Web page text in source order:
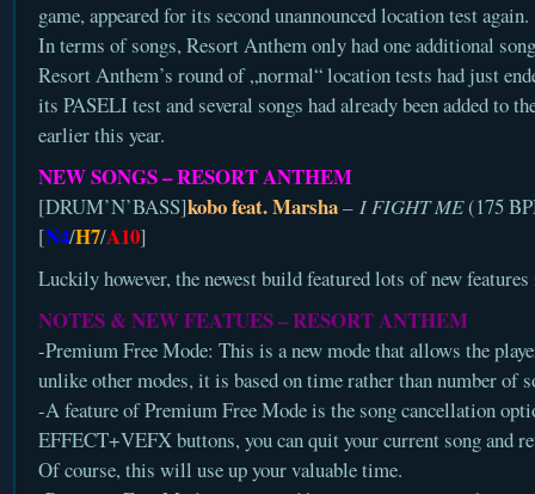
game, appeared for its second unannounced location test again.
In terms of songs, Resort Anthem only had one additional
Resort Anthem’s round of „normal“ location tests had just
its PASELI test and several songs had already been added to
earlier this year.
NEW SONGS – RESORT ANTHEM
[DRUM’N’BASS]kobo feat. Marsha– I FIGHT ME(175
[N4/H7/A10]
Luckily however, the newest build featured lots of new
NOTES & NEW FEATUES – RESORT ANTHEM
-Premium Free Mode: This is a new mode that allows the
unlike other modes, it is based on time rather than number of
-A feature of Premium Free Mode is the song cancellation
EFFECT+VEFX buttons, you can quit your current song and
Of course, this will use up your valuable time.